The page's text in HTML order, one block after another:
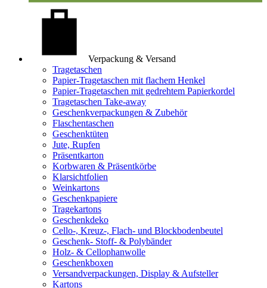
Verpackung & Versand
Tragetaschen
Papier-Tragetaschen mit flachem Henkel
Papier-Tragetaschen mit gedrehtem Papierkordel
Tragetaschen Take-away
Geschenkverpackungen & Zubehör
Flaschentaschen
Geschenktüten
Jute, Rupfen
Präsentkarton
Korbwaren & Präsentkörbe
Klarsichtfolien
Weinkartons
Geschenkpapiere
Tragekartons
Geschenkdeko
Cello-, Kreuz-, Flach- und Blockbodenbeutel
Geschenk- Stoff- & Polybänder
Holz- & Cellophanwolle
Geschenkboxen
Versandverpackungen, Display & Aufsteller
Kartons